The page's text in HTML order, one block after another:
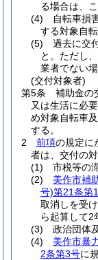
る場合は、
(4)
自転車損
する対象自
(5)
過去に交
と。 ただし
業者でない
(交付対象者)
第5条
補助金の
又は生活に必
め対象自転車
する。
2
前項の規定に
者は、交付の対
(1)
市税等の
(2)
美作市補
号)第21条第
取消しを受
ら起算して2
(3)
政治団体
(4)
美作市暴
2条第3号に